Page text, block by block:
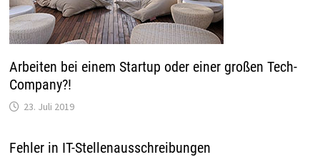
Arbeiten bei einem Startup oder einer großen Tech-
Company?!
23. Juli 2019
Fehler in IT-Stellenausschreibungen